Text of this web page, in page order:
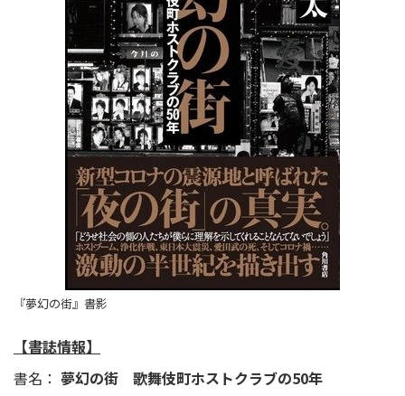
『夢幻の街』書影
【書誌情報】
書名： 夢幻の街 歌舞伎町ホストクラブの50年